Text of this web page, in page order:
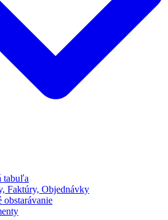
tabuľa
Faktúry, Objednávky
obstarávanie